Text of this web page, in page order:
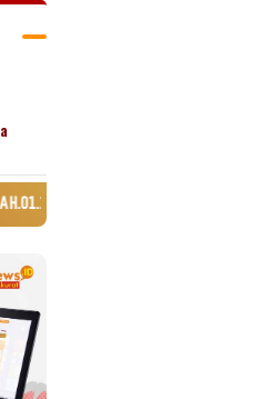
24 Juli 2020. lamat: Jln.